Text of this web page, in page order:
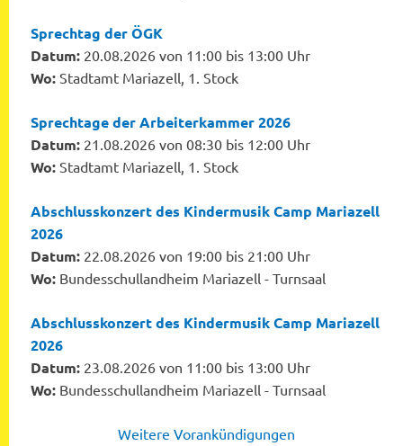
Sprechtag der ÖGK
Datum: 20.08.2026 von 11:00 bis 13:00 Uhr
Wo: Stadtamt Mariazell, 1. Stock
Sprechtage der Arbeiterkammer 2026
Datum: 21.08.2026 von 08:30 bis 12:00 Uhr
Wo: Stadtamt Mariazell, 1. Stock
Abschlusskonzert des Kindermusik Camp Mariazell
2026
Datum: 22.08.2026 von 19:00 bis 21:00 Uhr
Wo: Bundesschullandheim Mariazell - Turnsaal
Abschlusskonzert des Kindermusik Camp Mariazell
2026
Datum: 23.08.2026 von 11:00 bis 13:00 Uhr
Wo: Bundesschullandheim Mariazell - Turnsaal
Weitere Vorankündigungen